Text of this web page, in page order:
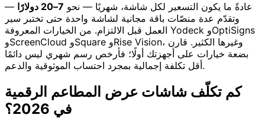
عادةً ما يكون التسعير لكل شاشة، شهريًا — نحو 7–20 دولارًا
—
وتقدّم عدة منصّات باقة مجانية لشاشة واحدة حتى تختبر سير
العمل قبل الالتزام. من الخيارات المعروفة Yodeck وOptiSigns
وScreenCloud وSquare وRise Vision، وغيرها الكثير. قارن
بضعة خيارات على أجهزتك أولًا؛ فأرخص رسم شهري ليس دائمًا
أقل تكلفة إجمالية بمجرد احتساب الموثوقية والدعم.
كم تكلّف شاشات عرض المطاعم الرقمية
في 2026؟